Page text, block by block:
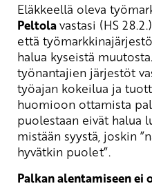
Eläkkeellä oleva
Peltolavastasi (HS
että
halua kyseistä
työnantajien järjestöt
työajan kokeilua ja
huomioon ottamista
puolestaan eivät halua
mistään syystä, joskin
hyvätkin puolet”.
Palkan alentamiseen ei